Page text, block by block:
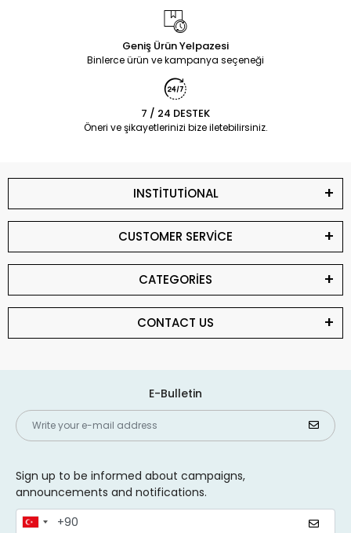
Geniş Ürün Yelpazesi
Binlerce ürün ve kampanya seçeneği
7 / 24 DESTEK
Öneri ve şikayetlerinizi bize iletebilirsiniz.
INSTİTUTİONAL
CUSTOMER SERVİCE
CATEGORİES
CONTACT US
E-Bulletin
Sign up to be informed about campaigns,
announcements and notifications.